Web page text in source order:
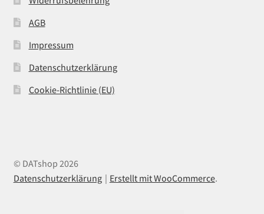
AGB
Impressum
Datenschutzerklärung
Cookie-Richtlinie (EU)
© DATshop 2026
Datenschutzerklärung
Erstellt mit WooCommerce.